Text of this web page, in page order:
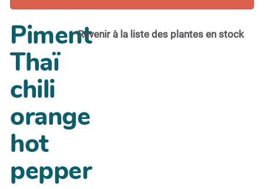
Revenir à la liste des plantes en stock
Piment
Thaï
chili
orange
hot
pepper